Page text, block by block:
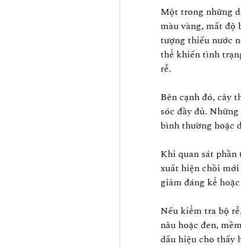
Một trong những
màu vàng, mất độ
tượng thiếu nước
thể khiến tình
rễ.
Bên cạnh đó, cây
sóc đầy đủ.
bình thường hoặc
Khi quan sát
xuất hiện chồi
giảm đáng kể
Nếu kiểm tra bộ
nâu hoặc đen,
dấu hiệu cho thấy